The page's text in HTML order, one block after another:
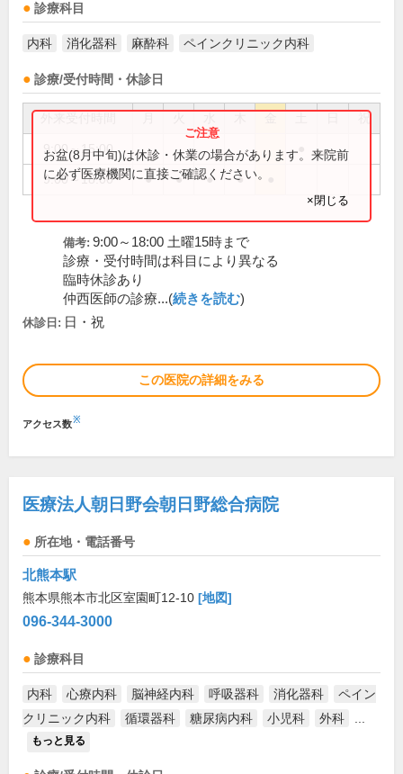
診療科目
内科 消化器科 麻酔科 ペインクリニック内科
診療/受付時間・休診日
祝
9:00～15:00
9:00～18:00 ● ● ● ●
お盆(8月中旬)は休診・休業の場合があります。来院前
に必ず医療機関に直接ご確認ください。
×閉じる
備考: 9:00～18:00 土曜15時まで
診療・受付時間は科目により異なる
臨時休診あり
仲西医師の診療...(続きを読む)
休診日: 日・祝
この医院の詳細をみる
アクセス数※
医療法人朝日野会朝日野総合病院
所在地・電話番号
北熊本駅
熊本県熊本市北区室園町12-10 [地図]
096-344-3000
診療科目
内科 心療内科 脳神経内科 呼吸器科 消化器科
ペイン
クリニック内科
循環器科 糖尿病内科 小児科 外科
もっと見る